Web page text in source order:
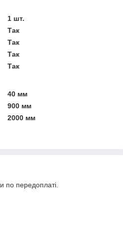
1 шт.
Так
Так
Так
Так
40 мм
900 мм
2000 мм
по передоплаті.